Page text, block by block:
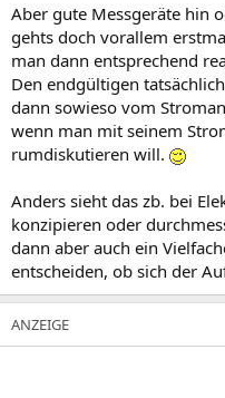
Aber gute Messgeräte hin
gehts doch vorallem
man dann entsprechend
Den endgültigen
dann sowieso vom
wenn man mit seinem
rumdiskutieren will.
Anders sieht das zb. bei
konzipieren oder
dann aber auch ein
entscheiden, ob sich der